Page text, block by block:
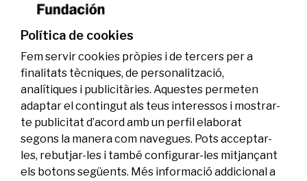
investigadors en els àmbits de l’edició del
genoma i l’energia neta
Legal Activitat Social
Política de cookies
Fem servir cookies pròpies i de tercers per a
finalitats tècniques, de personalització,
analítiques i publicitàries. Aquestes permeten
adaptar el contingut als teus interessos i mostrar-
te publicitat d’acord amb un perfil elaborat
segons la manera com navegues. Pots acceptar-
les, rebutjar-les i també configurar-les mitjançant
els botons següents. Més informació addicional a